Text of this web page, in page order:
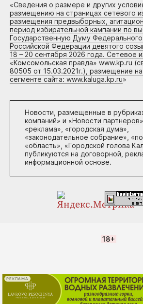
«Сведения о размере и других
размещению на страницах сетевого
размещения предвыборных,
период избирательной кампании по
Государственную Думу
Российской Федерации девятого
18 – 20 сентября 2026 года. Сетевое
«Комсомольская правда» www.kp.ru
80505 от 15.03.2021г.), размещение
сегменте сайта: www.kaluga.kp.ru»
Новости, размещенные в
компаний» и «Новости партнеров
«реклама», «городская дума»,
«законодательное собрание»,
«область», «Городской голова
публикуются на договорной,
информационной основе.
18+
РЕКЛАМА